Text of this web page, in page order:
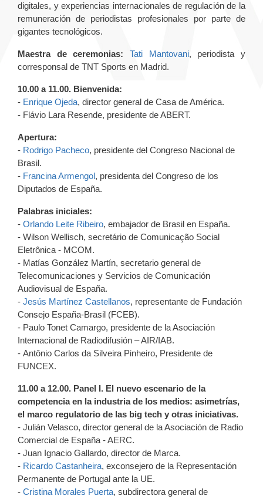
digitales, y experiencias internacionales de regulación de la
remuneración de periodistas profesionales por parte de
gigantes tecnológicos.
Maestra de ceremonias: Tati Mantovani, periodista y
corresponsal de TNT Sports en Madrid.
10.00 a 11.00. Bienvenida:
- Enrique Ojeda, director general de Casa de América.
- Flávio Lara Resende, presidente de ABERT.
Apertura:
- Rodrigo Pacheco, presidente del Congreso Nacional de
Brasil.
- Francina Armengol, presidenta del Congreso de los
Diputados de España.
Palabras iniciales:
- Orlando Leite Ribeiro, embajador de Brasil en España.
- Wilson Wellisch, secretário de Comunicação Social
Eletrônica - MCOM.
- Matías González Martín, secretario general de
Telecomunicaciones y Servicios de Comunicación
Audiovisual de España.
- Jesús Martínez Castellanos, representante de Fundación
Consejo España-Brasil (FCEB).
- Paulo Tonet Camargo, presidente de la Asociación
Internacional de Radiodifusión – AIR/IAB.
- Antônio Carlos da Silveira Pinheiro, Presidente de
FUNCEX.
11.00 a 12.00. Panel I. El nuevo escenario de la
competencia en la industria de los medios: asimetrías,
el marco regulatorio de las big tech y otras iniciativas.
- Julián Velasco, director general de la Asociación de Radio
Comercial de España - AERC.
- Juan Ignacio Gallardo, director de Marca.
- Ricardo Castanheira, exconsejero de la Representación
Permanente de Portugal ante la UE.
- Cristina Morales Puerta, subdirectora general de